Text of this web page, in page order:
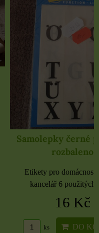
Samolepky černé
rozbaleno
Etikety pro
kancelář 6 použitých
16 Kč
ks DO